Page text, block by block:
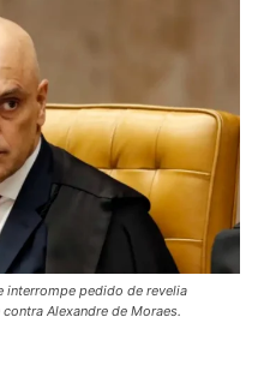
interrompe pedido de revelia
Alexandre de Moraes.